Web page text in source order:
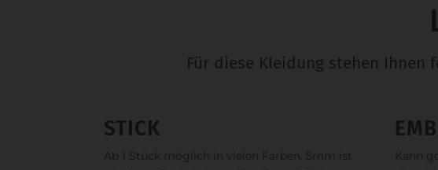
Für diese Kleidung stehen Ihnen
STICK
Ab 1 Stück möglich in vielen Farben. 5mm ist
Kann